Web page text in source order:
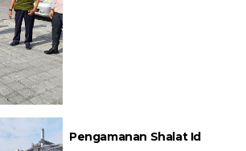
Pengamanan Shalat Id